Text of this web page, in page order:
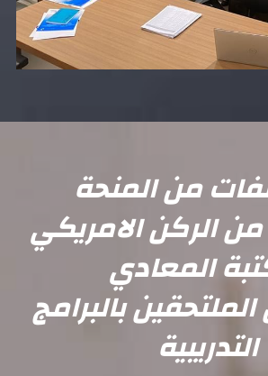
الركن الامريكي
المعادي
للمتدربين الملتحقين بالبرامج
التدريبية